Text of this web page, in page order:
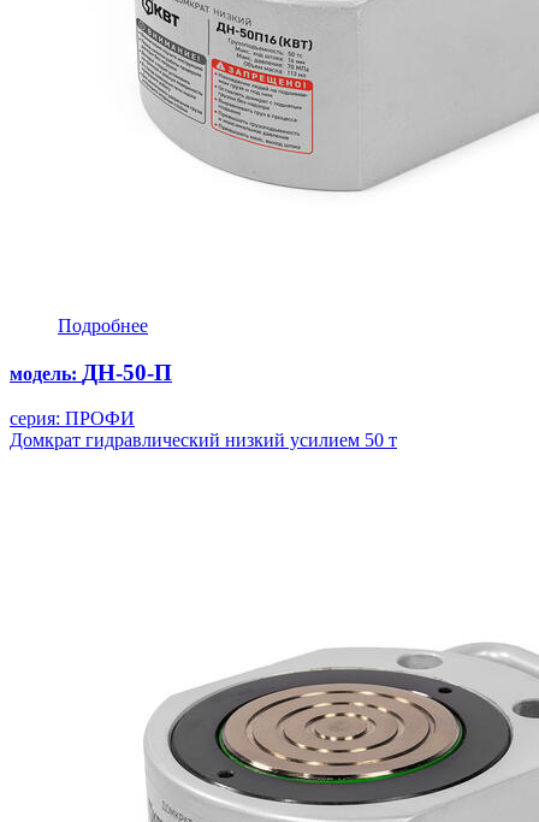
Подробнее
модель: ДН-50-П
серия: ПРОФИ
Домкрат гидравлический низкий усилием 50 т